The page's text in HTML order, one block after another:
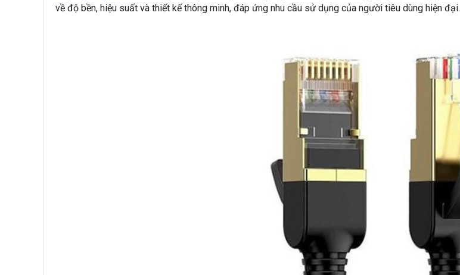
về độ bền, hiệu suất và thiết kế thông minh, đáp ứng nhu cầu sử dụng của người tiêu dùng hiện đại.